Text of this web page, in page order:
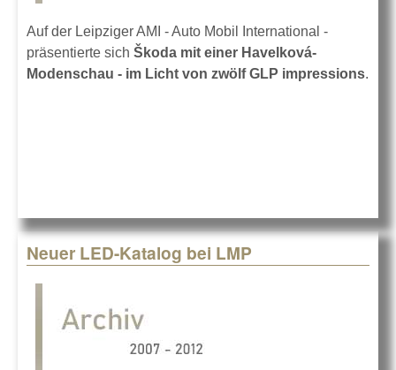
Auf der Leipziger AMI - Auto Mobil International -
präsentierte sich Škoda mit einer Havelková-
Modenschau - im Licht von zwölf GLP impressions.
Neuer LED-Katalog bei LMP